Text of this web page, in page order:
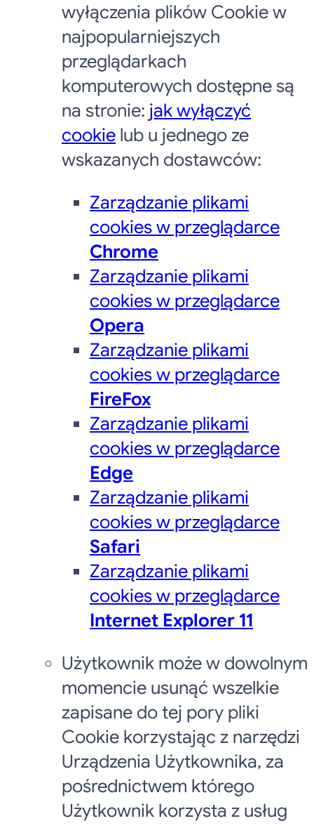
wyłączenia plików Cookie w
najpopularniejszych
przeglądarkach
komputerowych dostępne są
na stronie: jak wyłączyć
cookie lub u jednego ze
wskazanych dostawców:
Zarządzanie plikami
cookies w przeglądarce
Chrome
Zarządzanie plikami
cookies w przeglądarce
Opera
Zarządzanie plikami
cookies w przeglądarce
FireFox
Zarządzanie plikami
cookies w przeglądarce
Edge
Zarządzanie plikami
cookies w przeglądarce
Safari
Zarządzanie plikami
cookies w przeglądarce
Internet Explorer 11
Użytkownik może w dowolnym
momencie usunąć wszelkie
zapisane do tej pory pliki
Cookie korzystając z narzędzi
Urządzenia Użytkownika, za
pośrednictwem którego
Użytkownik korzysta z usług